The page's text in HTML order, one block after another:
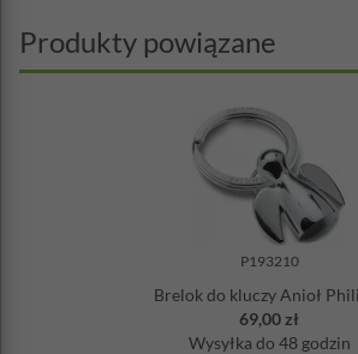
Prezentowany breloczek posiada cztery
niklu.
Materiał: nikiel polerowany, ciemny
Projekt: Henrich Piltz
Produkty powiązane
P193210
Brelok do kluczy Anioł
69,00 zł
Wysyłka do 48 godzin